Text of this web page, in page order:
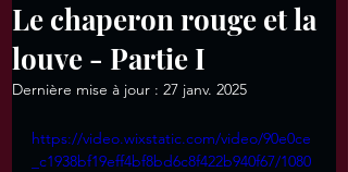
Le chaperon rouge et la
louve - Partie I
Dernière mise à jour : 27 janv. 2025
https://video.wixstatic.com/video/90e0ce
_c1938bf19eff4bf8bd6c8f422b940f67/1080